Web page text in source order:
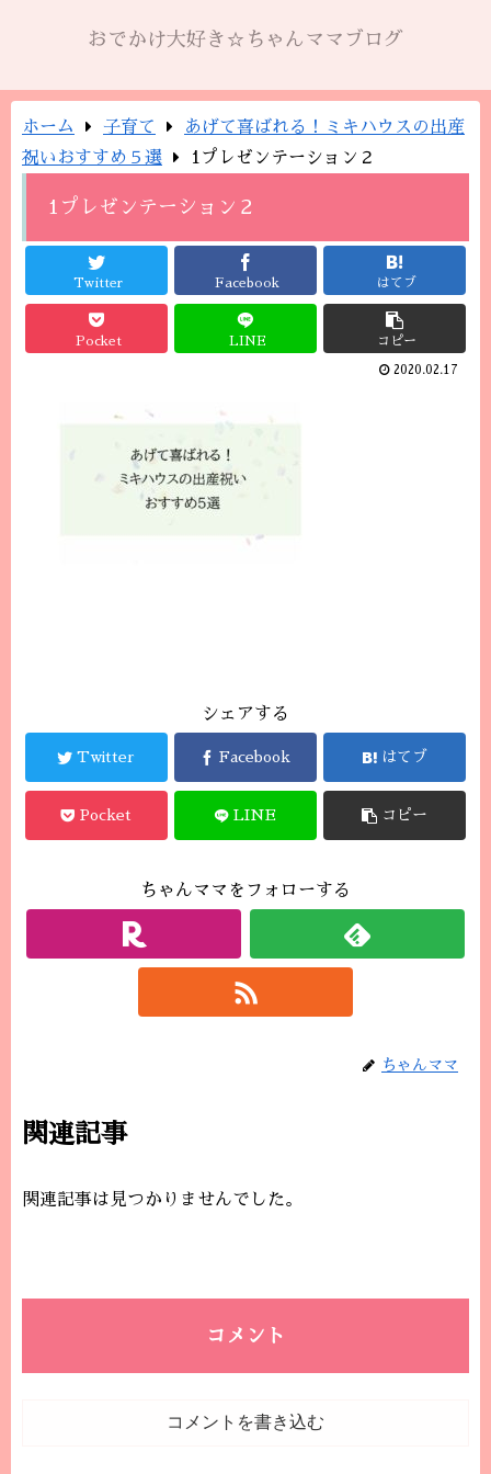
おでかけ大好き☆ちゃんママブログ
ホーム 子育て
あげて喜ばれる！ミキハウスの出産
祝いおすすめ５選
1プレゼンテーション２
1プレゼンテーション２
Twitter Facebook はてブ
Pocket LINE コピー
2020.02.17
シェアする
Twitter Facebook はてブ
Pocket LINE コピー
ちゃんママをフォローする
ちゃんママ
関連記事
関連記事は見つかりませんでした。
コメント
コメントを書き込む